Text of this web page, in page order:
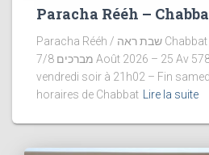
Paracha Rééh –
Paracha Rééh / שבת ראה Chabbat Mévaré’khim / שבת
מברכים 7/8 Août 2026 – 25 Av 5786 / כ’ה אב תשפ’וDébut
vendredi soir à 21h02 – Fin
horaires de Chabbat
Lire la suite